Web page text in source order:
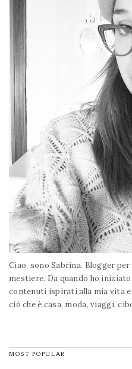
Ciao, sono Sabrina. Blogger
mestiere. Da quando ho
contenuti ispirati alla mia vita
ciò che è casa, moda, viaggi,
MOST POPULAR